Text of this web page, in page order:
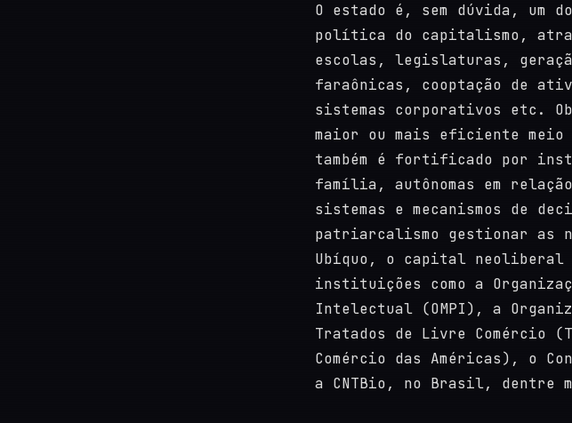
O estado é, sem dúvida, um
política do capitalismo,
escolas, legislaturas,
faraônicas, cooptação de
sistemas corporativos etc.
maior ou mais eficiente meio
também é fortificado por
família, autônomas em
sistemas e mecanismos de
patriarcalismo gestionar as
Ubíquo, o capital neoliberal
instituições como a
Intelectual (OMPI), a
Tratados de Livre Comércio
Comércio das Américas), o
a CNTBio, no Brasil, dentre